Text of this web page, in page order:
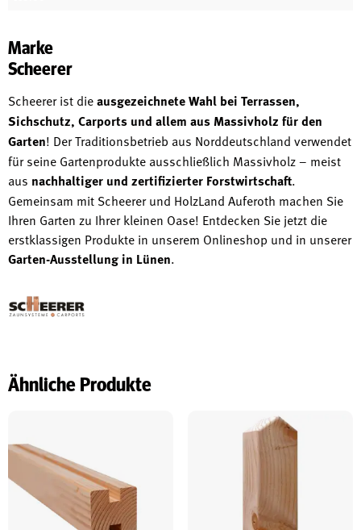
Marke
Scheerer
Scheerer ist dieausgezeichnete Wahl bei Terrassen,
Sichschutz, Carports und allem aus Massivholz für den
Garten! Der Traditionsbetrieb aus Norddeutschland verwendet
für seine Gartenprodukte ausschließlich Massivholz – meist
aus nachhaltiger und zertifizierter Forstwirtschaft.
Gemeinsam mit Scheerer und HolzLand Auferoth machen Sie
Ihren Garten zu Ihrer kleinen Oase! Entdecken Sie jetzt die
erstklassigen Produkte in unserem Onlineshop und in unserer
Garten-Ausstellung in Lünen.
Ähnliche Produkte